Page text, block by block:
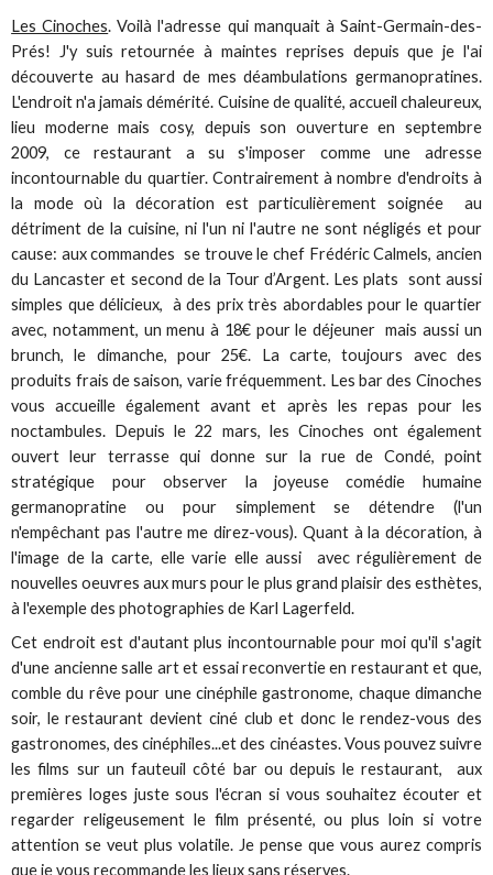
Les Cinoches. Voilà l'adresse qui manquait à Saint-Germain-des-
Prés! J'y suis retournée à maintes reprises depuis que je l'ai
découverte au hasard de mes déambulations germanopratines.
L'endroit n'a jamais démérité. Cuisine de qualité, accueil chaleureux,
lieu moderne mais cosy, depuis son ouverture en septembre
2009, ce restaurant a su s'imposer comme une adresse
incontournable du quartier. Contrairement à nombre d'endroits à
la mode où la décoration est particulièrement soignée au
détriment de la cuisine, ni l'un ni l'autre ne sont négligés et pour
cause: aux commandes se trouve le chef Frédéric Calmels, ancien
du Lancaster et second de la Tour d’Argent. Les plats sont aussi
simples que délicieux, à des prix très abordables pour le quartier
avec, notamment, un menu à 18€ pour le déjeuner mais aussi un
brunch, le dimanche, pour 25€. La carte, toujours avec des
produits frais de saison, varie fréquemment. Les bar des Cinoches
vous accueille également avant et après les repas pour les
noctambules. Depuis le 22 mars, les Cinoches ont également
ouvert leur terrasse qui donne sur la rue de Condé, point
stratégique pour observer la joyeuse comédie humaine
germanopratine ou pour simplement se détendre (l'un
n'empêchant pas l'autre me direz-vous). Quant à la décoration, à
l'image de la carte, elle varie elle aussi avec régulièrement de
nouvelles oeuvres aux murs pour le plus grand plaisir des esthètes,
à l'exemple des photographies de Karl Lagerfeld.
Cet endroit est d'autant plus incontournable pour moi qu'il s'agit
d'une ancienne salle art et essai reconvertie en restaurant et que,
comble du rêve pour une cinéphile gastronome, chaque dimanche
soir, le restaurant devient ciné club et donc le rendez-vous des
gastronomes, des cinéphiles...et des cinéastes. Vous pouvez suivre
les films sur un fauteuil côté bar ou depuis le restaurant, aux
premières loges juste sous l'écran si vous souhaitez écouter et
regarder religeusement le film présenté, ou plus loin si votre
attention se veut plus volatile. Je pense que vous aurez compris
que je vous recommande les lieux sans réserves.